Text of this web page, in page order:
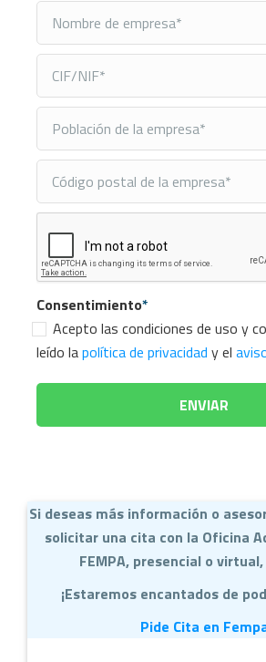
Consentimiento*
Acepto las condiciones de uso y
leído lapolítica de privacidad y el
Si deseas más información o
solicitar una cita con la Oficina
FEMPA, presencial o
¡Estaremos encantados de
Pide Cita en